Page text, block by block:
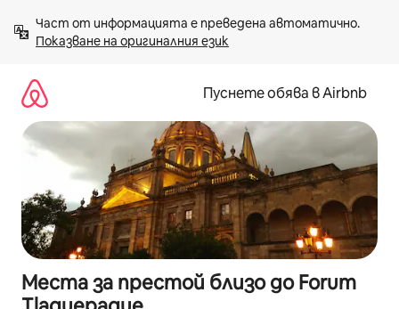
към
съдържанието
Показване на оригиналния език
Пуснете обява в Airbnb
Места за престой близо до Forum